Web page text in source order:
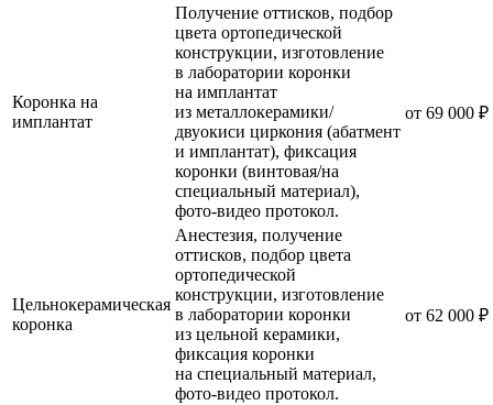
Коронка на
имплантат
Получение оттисков, подбор
цвета ортопедической
конструкции, изготовление
в лаборатории коронки
на имплантат
из металлокерамики/
двуокиси циркония (абатмент
и имплантат), фиксация
коронки (винтовая/на
специальный материал),
фото-видео протокол.
от 69 000 ₽
Цельнокерамическая
коронка
Анестезия, получение
оттисков, подбор цвета
ортопедической
конструкции, изготовление
в лаборатории коронки
из цельной керамики,
фиксация коронки
на специальный материал,
фото-видео протокол.
от 62 000 ₽